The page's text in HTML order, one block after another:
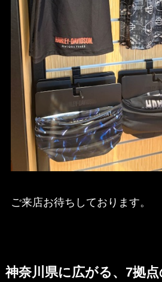
ご来店お待ちしております。
神奈川県に広がる、7拠